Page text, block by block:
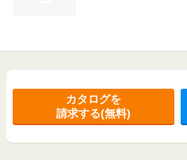
カタログを
請求する(無料)